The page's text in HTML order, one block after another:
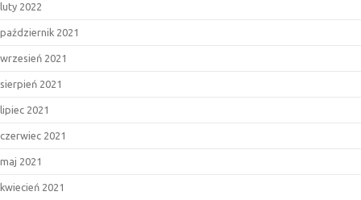
luty 2022
październik 2021
wrzesień 2021
sierpień 2021
lipiec 2021
czerwiec 2021
maj 2021
kwiecień 2021